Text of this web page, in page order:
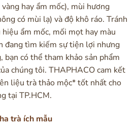
hay ẩm mốc), mùi hương
có mùi lạ) và độ khô ráo. Tránh
ẩm mốc, mối mọt hay màu
đang tìm kiếm sự tiện lợi nhưng
bạn có thể tham khảo sản phẩm
chúng tôi. THAPHACO cam kết
liệu trà thảo mộc* tốt nhất cho
tại TP.HCM.
trà ích mẫu